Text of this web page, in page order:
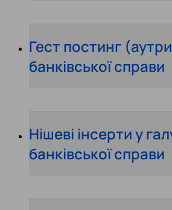
Гест постинг
банківської справи
Нішеві інсерти у
банківської справи